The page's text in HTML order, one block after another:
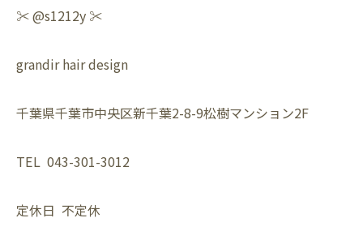
✂️ @s1212y ✂️
grandir hair design
千葉県千葉市中央区新千葉2-8-9松樹マンション2F
TEL 043-301-3012
定休日 不定休